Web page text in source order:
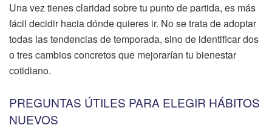
Una vez tienes claridad sobre tu punto de partida, es más
fácil decidir hacia dónde quieres ir. No se trata de adoptar
todas las tendencias de temporada, sino de identificar dos
o tres cambios concretos que mejorarían tu bienestar
cotidiano.
PREGUNTAS ÚTILES PARA ELEGIR HÁBITOS
NUEVOS